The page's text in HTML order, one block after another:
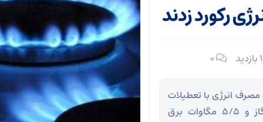
رکورد زدند
۰
انرژی با تعطیلات
همراه بود توانستند روزانه 120 هزار مترمکعب گاز و 5/5 مگاوات برق